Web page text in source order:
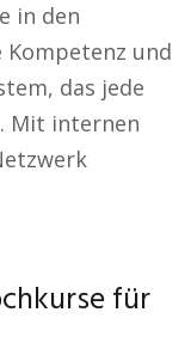
in den
Kompetenz und
das jede
Mit internen
für